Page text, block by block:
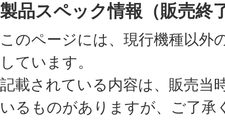
製品スペック情報（販売終
このページには、現行機種以外
しています。
記載されている内容は、販売当
いるものがありますが、ご了承